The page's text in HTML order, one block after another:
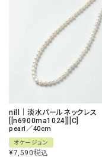
nill｜淡水パールネックレス
[[n6900ma1024]][C]
pearl／40cm
オケージョン
¥7,590税込